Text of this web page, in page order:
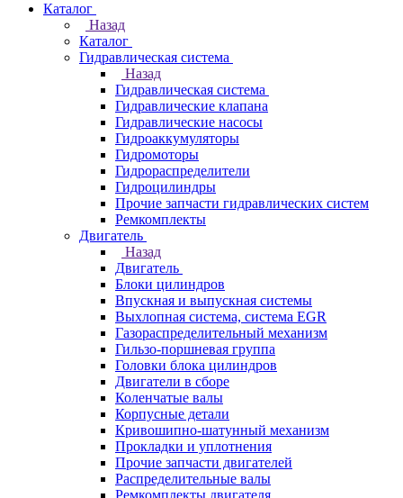
Каталог
Назад
Каталог
Гидравлическая система
Назад
Гидравлическая система
Гидравлические клапана
Гидравлические насосы
Гидроаккумуляторы
Гидромоторы
Гидрораспределители
Гидроцилиндры
Прочие запчасти гидравлических систем
Ремкомплекты
Двигатель
Назад
Двигатель
Блоки цилиндров
Впускная и выпускная системы
Выхлопная система, система EGR
Газораспределительный механизм
Гильзо-поршневая группа
Головки блока цилиндров
Двигатели в сборе
Коленчатые валы
Корпусные детали
Кривошипно-шатунный механизм
Прокладки и уплотнения
Прочие запчасти двигателей
Распределительные валы
Ремкомплекты двигателя